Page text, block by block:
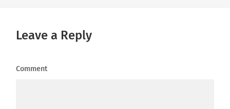
Leave a Reply
Comment